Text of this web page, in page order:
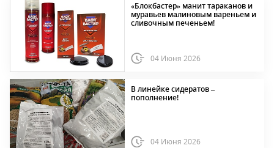
«Блокбастер» манит тараканов и
муравьев малиновым вареньем и
сливочным печеньем!
04 Июня 2026
В линейке сидератов –
пополнение!
04 Июня 2026